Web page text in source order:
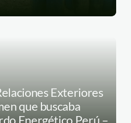
Exteriores
que buscaba
Energético Perú –